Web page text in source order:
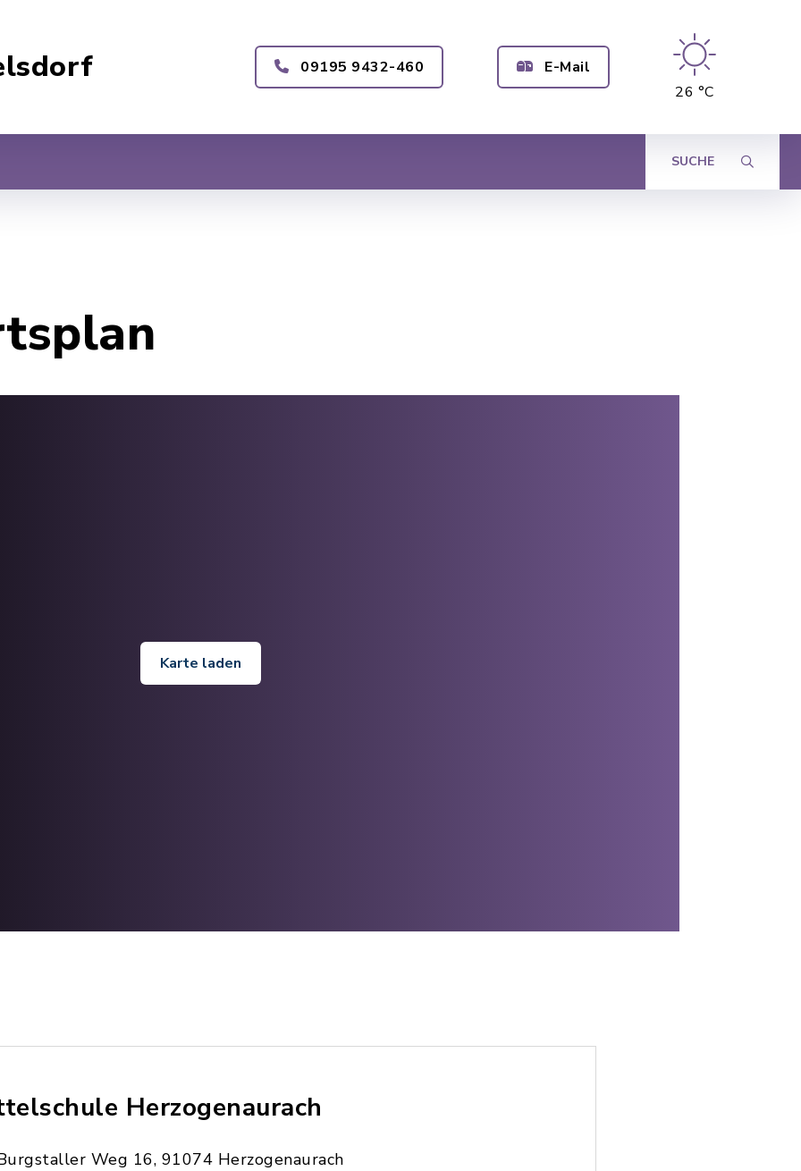
09195 9432-460
E-Mail
26 °C
SUCHE
Karte laden
Herzogenaurach
Weg 16, 91074 Herzogenaurach